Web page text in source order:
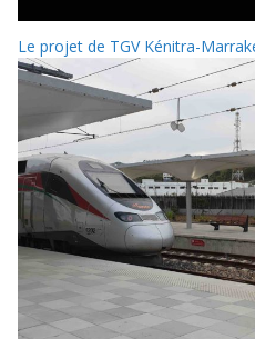
Le projet de TGV Kénitra-